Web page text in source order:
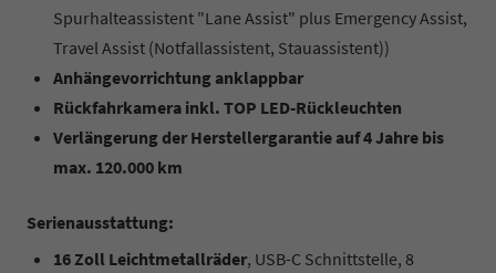
Spurhalteassistent "Lane Assist" plus Emergency Assist,
Travel Assist (Notfallassistent, Stauassistent))
Anhängevorrichtung anklappbar
Rückfahrkamera inkl. TOP LED-Rückleuchten
Verlängerung der Herstellergarantie auf 4 Jahre bis
max. 120.000 km
Serienausstattung:
16 Zoll Leichtmetallräder, USB-C Schnittstelle, 8